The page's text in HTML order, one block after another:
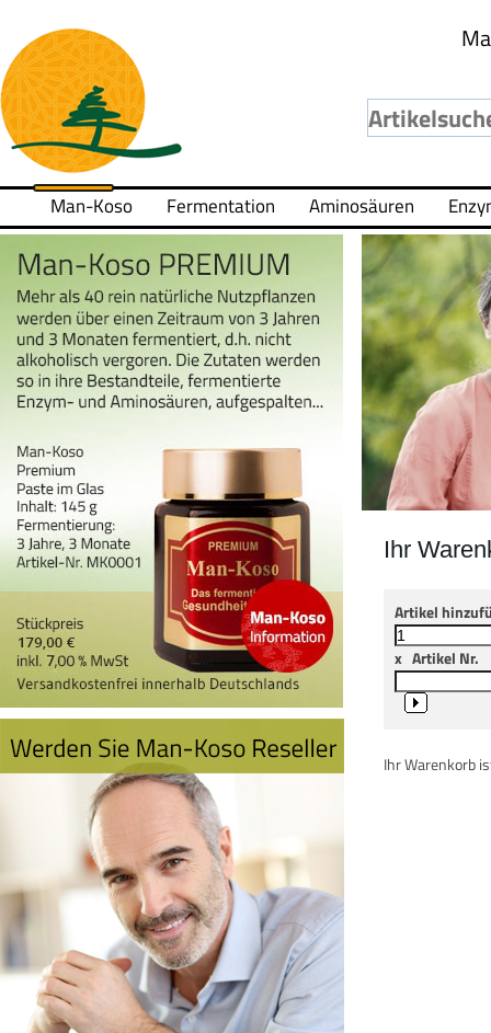
Man-Koso Fermentation Aminosäuren
Ihr
Artikel
x Artikel Nr.
Ihr Warenkorb